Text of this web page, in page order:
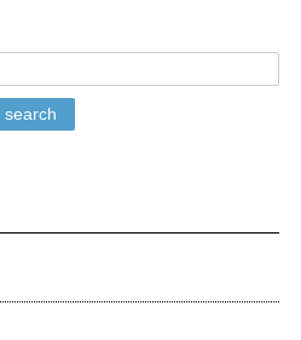
search